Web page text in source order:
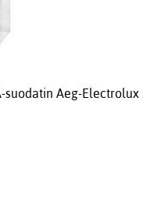
suodatin Aeg-